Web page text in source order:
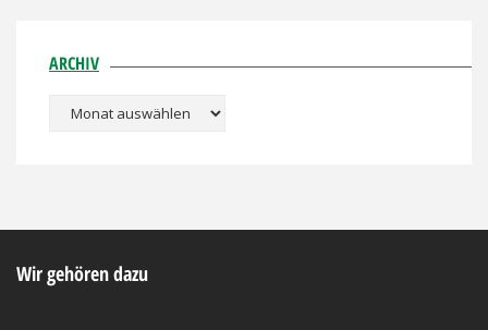
ARCHIV
Archiv
Wir gehören dazu